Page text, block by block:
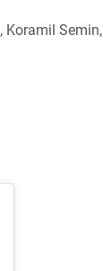
Koramil Semin,